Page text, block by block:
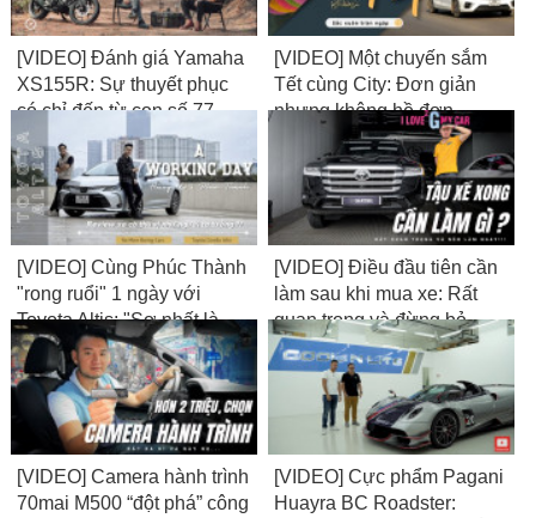
[VIDEO] Đánh giá Yamaha
XS155R: Sự thuyết phục
có chỉ đến từ con số 77
triệu?
[VIDEO] Một chuyến sắm
Tết cùng City: Đơn giản
nhưng không hề đơn
[VIDEO] Cùng Phúc Thành
"rong ruổi" 1 ngày với
Toyota Altis: "Sợ nhất là
làm cái xe...không có gì để
nói!"
[VIDEO] Điều đầu tiên cần
làm sau khi mua xe: Rất
quan trọng và đừng bỏ
qua...!
[VIDEO] Camera hành trình
70mai M500 “đột phá” công
[VIDEO] Cực phẩm Pagani
Huayra BC Roadster: